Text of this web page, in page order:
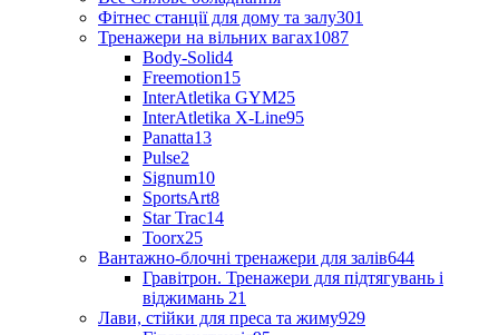
Фітнес станції для дому та залу301
Тренажери на вільних вагах1087
Body-Solid4
Freemotion15
InterAtletika GYM25
InterAtletika X-Line95
Panatta13
Pulse2
Signum10
SportsArt8
Star Trac14
Toorx25
Вантажно-блочні тренажери для залів644
Гравітрон. Тренажери для підтягувань і
віджимань 21
Лави, стійки для преса та жиму929